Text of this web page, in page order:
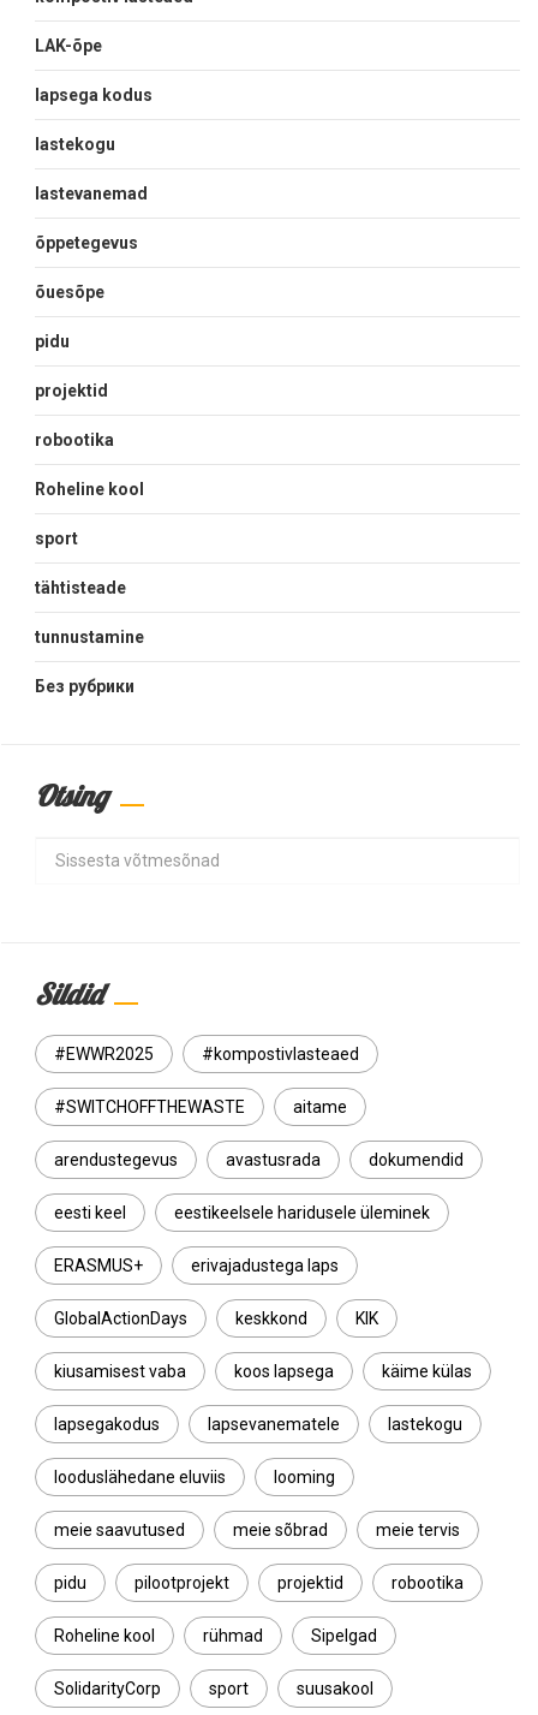
LAK-õpe
lapsega kodus
lastekogu
lastevanemad
õppetegevus
õuesõpe
pidu
projektid
robootika
Roheline kool
sport
tähtisteade
tunnustamine
Без рубрики
Otsing
Sildid
#EWWR2025 #kompostivlasteaed
#SWITCHOFFTHEWASTE aitame
arendustegevus avastusrada dokumendid
eesti keel eestikeelsele haridusele üleminek
ERASMUS+ erivajadustega laps
GlobalActionDays keskkond KIK
kiusamisest vaba koos lapsega käime külas
lapsegakodus lapsevanematele lastekogu
looduslähedane eluviis looming
meie saavutused meie sõbrad meie tervis
pidu pilootprojekt projektid robootika
Roheline kool rühmad Sipelgad
SolidarityCorp sport suusakool